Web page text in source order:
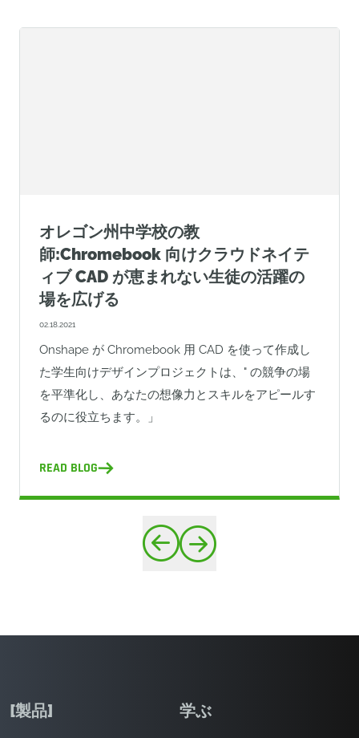
オレゴン州中学校の教
師:Chromebook 向けクラウドネイテ
ィブ CAD が恵まれない生徒の活躍の
場を広げる
02.18.2021
Onshape が Chromebook 用 CAD を使って作成し
た学生向けデザインプロジェクトは、" の競争の場
を平準化し、あなたの想像力とスキルをアピールす
るのに役立ちます。」
READ BLOG
[製品] 学ぶ